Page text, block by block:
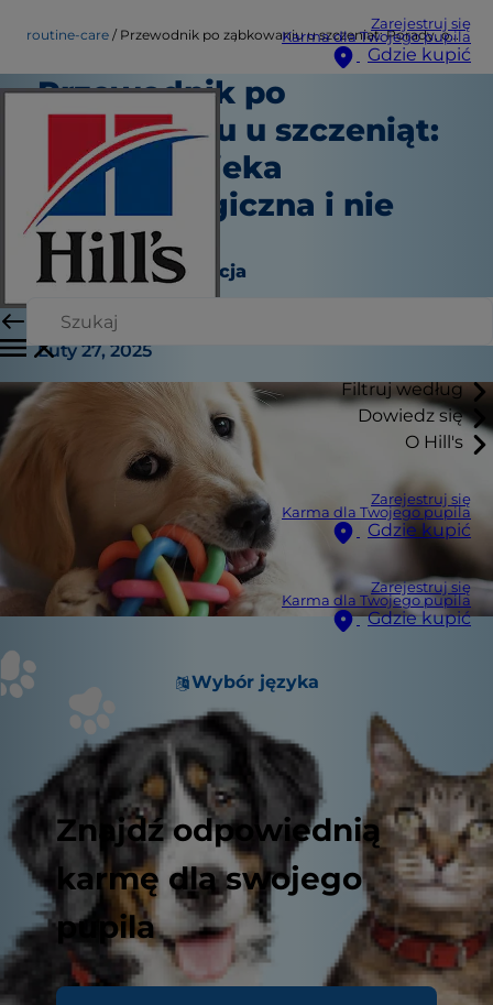
Zarejestruj się
Karma dla Twojego pupila
Gdzie kupić
Filtruj według
Dowiedz się
O Hill's
Zarejestruj się
Karma dla Twojego pupila
Gdzie kupić
Zarejestruj się
Karma dla Twojego pupila
Gdzie kupić
Wybór języka
Znajdź odpowiednią
karmę dla swojego
pupila
routine-care Przewodnik po ząbkowaniu u szczeniąt: Porady, opieka stomatologiczna i nie tylko
Przewodnik po
ząbkowaniu u szczeniąt:
Porady, opieka
stomatologiczna i nie
tylko
Rutynowa pielęgnacja
Luty 27, 2025